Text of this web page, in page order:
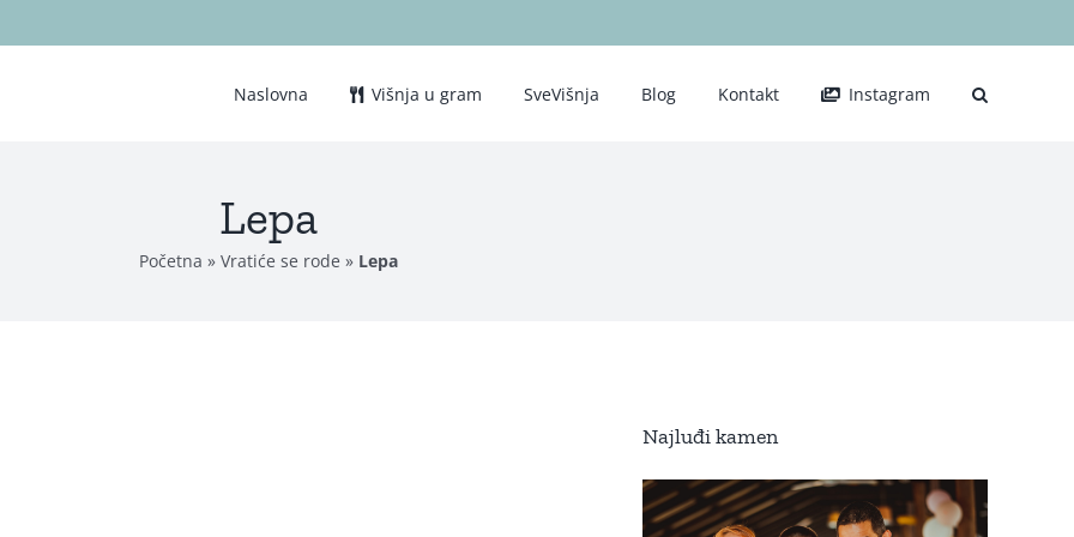
Naslovna Višnja u gram SveVišnja Blog Kontakt Instagram
Lepa
Početna » Vratiće se rode » Lepa
Najluđi kamen